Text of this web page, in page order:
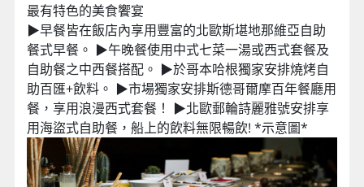
最有特色的美食饗宴
▶早餐皆在飯店內享用豐富的北歐斯堪地那維亞自助
餐式早餐。 ▶午晚餐使用中式七菜一湯或西式套餐及
自助餐之中西餐搭配。 ▶於哥本哈根獨家安排燒烤自
助百匯+飲料。 ▶市場獨家安排斯德哥爾摩百年餐廳用
餐，享用浪漫西式套餐！ ▶北歐郵輪詩麗雅號安排享
用海盜式自助餐，船上的飲料無限暢飲! *示意圖*